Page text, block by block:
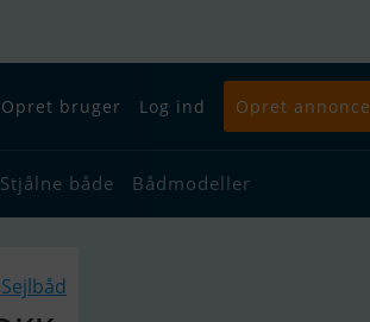
Opret bruger Log ind Opret annonce
Stjålne både Bådmodeller
Sejlbåd